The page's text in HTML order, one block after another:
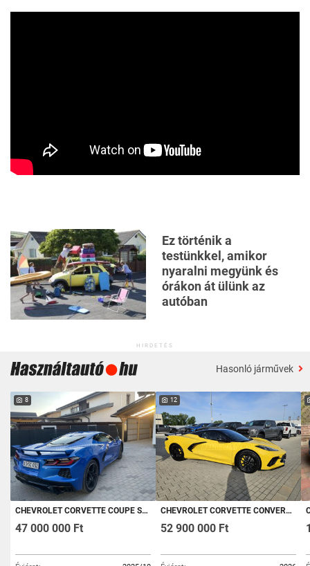
Ez történik a
testünkkel, amikor
nyaralni megyünk és
órákon át ülünk az
autóban
HIRDETÉS
Hasonló járművek
8
CHEVROLET CORVETTE COUPE STINGRAY 6.2 V8 USA (AUTOMATA)
47 000 000 Ft
12
CHEVROLET CORVETTE CONVERTIBLE 6.2 V8 USA (AUTOMATA) EU-S MODELL. 2026-OS FACELIFTES!
52 900 000 Ft